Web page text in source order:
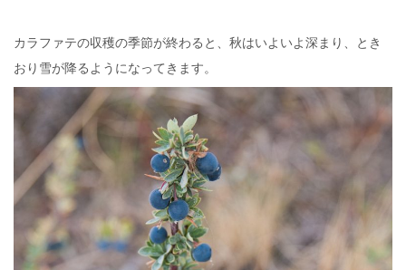
カラファテの収穫の季節が終わると、秋はいよいよ深まり、とき
おり雪が降るようになってきます。